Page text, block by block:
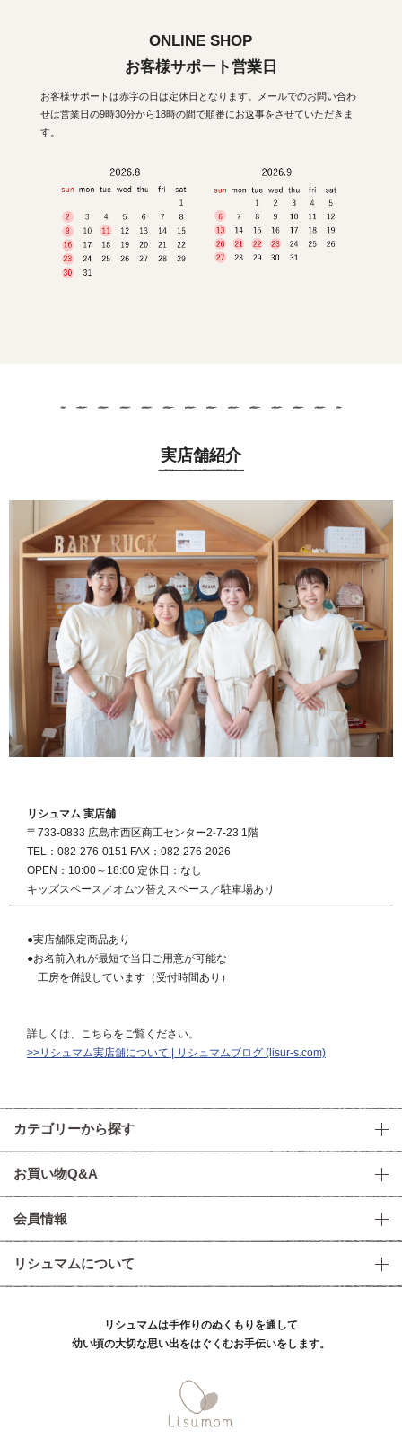
ONLINE SHOP
お客様サポート営業日
お客様サポートは赤字の日は定休日となります。メールでのお問い合わ
せは営業日の9時30分から18時の間で順番にお返事をさせていただきま
す。
実店舗紹介
リシュマム 実店舗
〒733-0833 広島市西区商工センター2-7-23 1階
TEL：082-276-0151 FAX：082-276-2026
OPEN：10:00～18:00 定休日：なし
キッズスペース／オムツ替えスペース／駐車場あり
●実店舗限定商品あり
●お名前入れが最短で当日ご用意が可能な
工房を併設しています（受付時間あり）
詳しくは、こちらをご覧ください。
>>リシュマム実店舗について | リシュマムブログ (lisur-s.com)
カテゴリーから探す
お買い物Q&A
会員情報
リシュマムについて
リシュマムは手作りのぬくもりを通して
幼い頃の大切な思い出をはぐくむお手伝いをします。